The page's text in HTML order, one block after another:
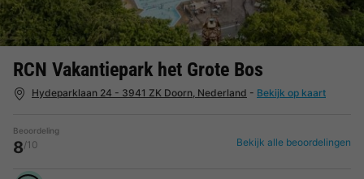
RCN Vakantiepark het Grote Bos
Hydeparklaan 24 - 3941 ZK Doorn, Nederland - Bekijk op kaart
Beoordeling
8/10 Bekijk alle beoordelingen